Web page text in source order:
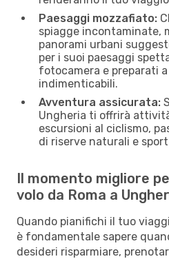
Paesaggi mozzafiato:
spiagge incontaminate,
panorami urbani
per i suoi paesaggi
fotocamera e preparati
indimenticabili.
Avventura assicurata:
Ungheria ti offrirà
escursioni al ciclismo,
di riserve naturali e
Il momento migliore
volo da Roma a
Quando pianifichi il tuo
è fondamentale sapere
desideri risparmiare,